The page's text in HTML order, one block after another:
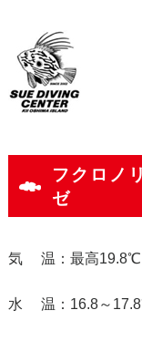
フクロノ
ゼ
気 温：最高19.8℃
水 温：16.8～